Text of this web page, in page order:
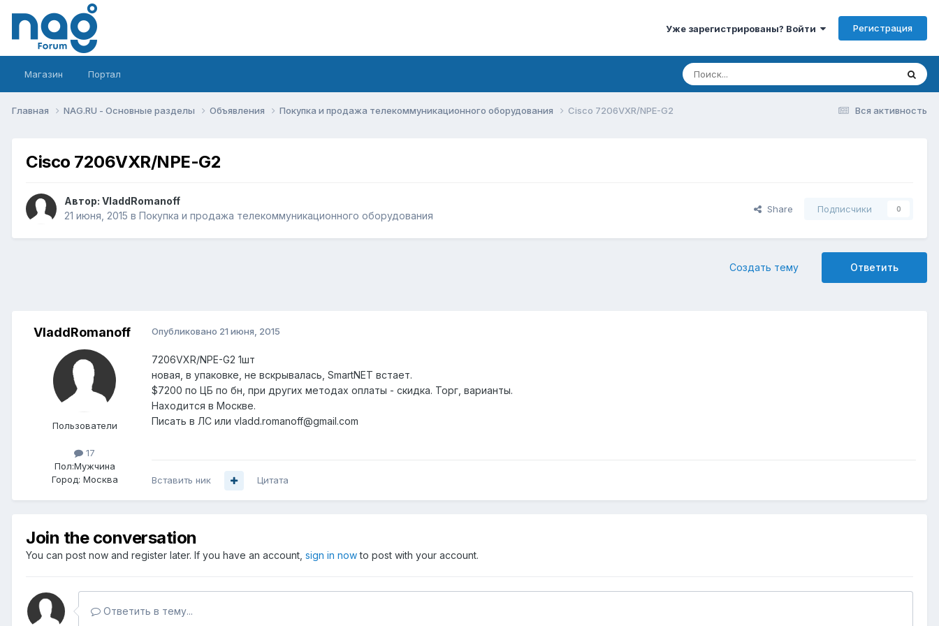
Уже зарегистрированы? Войти Регистрация
Магазин Портал
Вся активность
Главная NAG.RU - Основные разделы Объявления Покупка и продажа телекоммуникационного оборудования Cisco 7206VXR/NPE-G2
Cisco 7206VXR/NPE-G2
Автор: VladdRomanoff
21 июня, 2015 в Покупка и продажа телекоммуникационного оборудования
Share Подписчики 0
Ответить
Создать тему
VladdRomanoff
Пользователи
17
Пол:Мужчина
Город: Москва
Опубликовано 21 июня, 2015
7206VXR/NPE-G2 1шт
новая, в упаковке, не вскрывалась, SmartNET встает.
$7200 по ЦБ по бн, при других методах оплаты - скидка. Торг, варианты.
Находится в Москве.
Писать в ЛС или vladd.romanoff@gmail.com
Вставить ник Цитата
Join the conversation
You can post now and register later. If you have an account, sign in nowto post with your account.
Ответить в тему...